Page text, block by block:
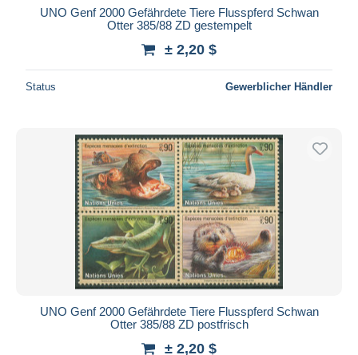
UNO Genf 2000 Gefährdete Tiere Flusspferd Schwan
Otter 385/88 ZD gestempelt
± 2,20 $
Status Gewerblicher Händler
UNO Genf 2000 Gefährdete Tiere Flusspferd Schwan
Otter 385/88 ZD postfrisch
± 2,20 $